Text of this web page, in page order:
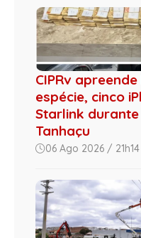
CIPRv
espécie, cinco
Starlink
Tanhaçu
06 Ago 2026 / 21h14